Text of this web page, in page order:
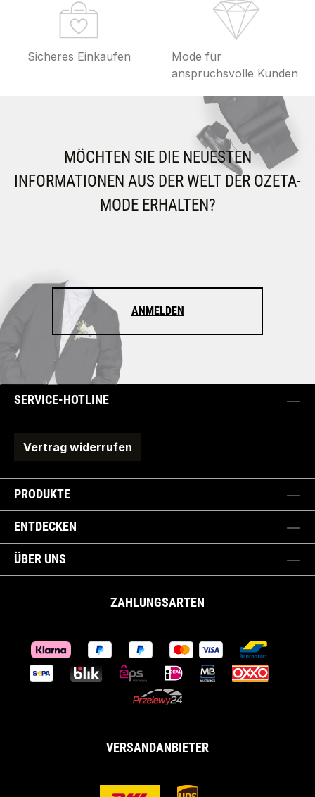
Sicheres Einkaufen
Mode für
anspruchsvolle Kunden
MÖCHTEN SIE DIE NEUESTEN
INFORMATIONEN AUS DER WELT DER OZETA-
MODE ERHALTEN?
ANMELDEN
SERVICE-HOTLINE
Vertrag widerrufen
PRODUKTE
ENTDECKEN
ÜBER UNS
ZAHLUNGSARTEN
VERSANDANBIETER